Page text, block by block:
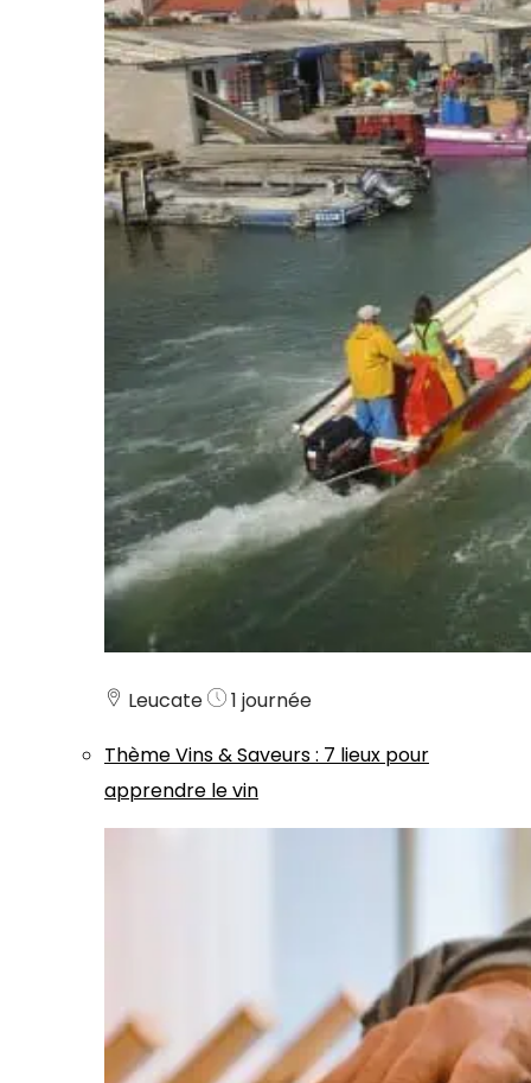
Leucate
1 journée
ThèmeVins & Saveurs: 7 lieux pour
apprendre le vin